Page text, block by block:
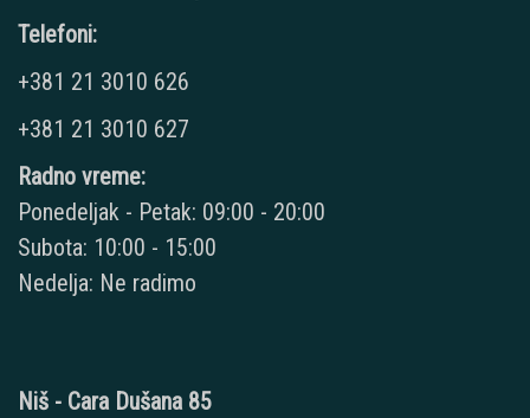
Telefoni:
+381 21 3010 626
+381 21 3010 627
Radno vreme:
Ponedeljak - Petak: 09:00 - 20:00
Subota: 10:00 - 15:00
Nedelja: Ne radimo
Niš - Cara Dušana 85